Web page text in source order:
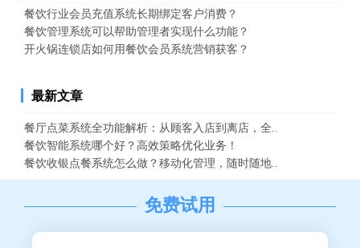
餐饮行业会员充值系统长期绑定客户消费？
餐饮管理系统可以帮助管理者实现什么功能？
开火锅连锁店如何用餐饮会员系统营销获客？
最新文章
餐厅点菜系统全功能解析：从顾客入店到离店，全..
餐饮智能系统哪个好？高效策略优化业务！
餐饮收银点餐系统怎么做？移动化管理，随时随地..
免费试用